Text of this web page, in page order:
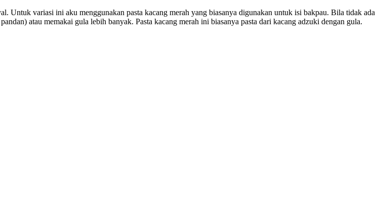
Untuk variasi ini aku menggunakan pasta kacang merah yang biasanya digunakan untuk isi bakpau. Bila tidak ada
atau memakai gula lebih banyak. Pasta kacang merah ini biasanya pasta dari kacang adzuki dengan gula.